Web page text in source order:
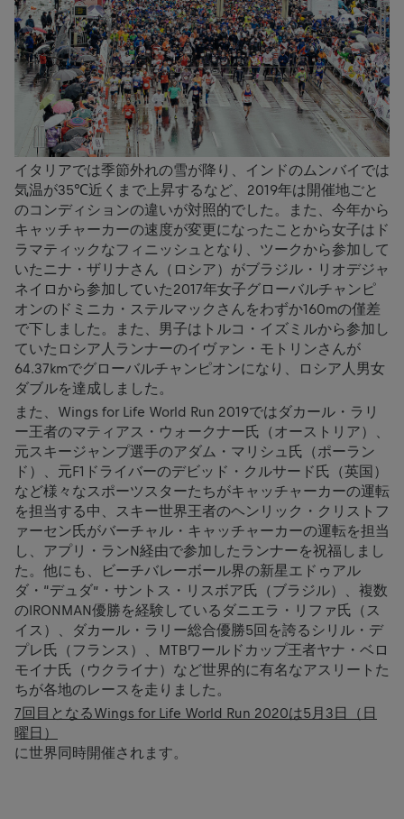
イタリアでは季節外れの雪が降り、インドのムンバイでは
気温が35℃近くまで上昇するなど、2019年は開催地ごと
のコンディションの違いが対照的でした。また、今年から
キャッチャーカーの速度が変更になったことから女子はド
ラマティックなフィニッシュとなり、ツークから参加して
いたニナ・ザリナさん（ロシア）がブラジル・リオデジャ
ネイロから参加していた2017年女子グローバルチャンピ
オンのドミニカ・ステルマックさんをわずか160mの僅差
で下しました。また、男子はトルコ・イズミルから参加し
ていたロシア人ランナーのイヴァン・モトリンさんが
64.37kmでグローバルチャンピオンになり、ロシア人男女
ダブルを達成しました。
また、Wings for Life World Run 2019ではダカール・ラリ
ー王者のマティアス・ウォークナー氏（オーストリア）、
元スキージャンプ選手のアダム・マリシュ氏（ポーラン
ド）、元F1ドライバーのデビッド・クルサード氏（英国）
など様々なスポーツスターたちがキャッチャーカーの運転
を担当する中、スキー世界王者のヘンリック・クリストフ
ァーセン氏がバーチャル・キャッチャーカーの運転を担当
し、アプリ・ランN経由で参加したランナーを祝福しまし
た。他にも、ビーチバレーボール界の新星エドゥアル
ダ・“デュダ”・サントス・リスボア氏（ブラジル）、複数
のIRONMAN優勝を経験しているダニエラ・リファ氏（ス
イス）、ダカール・ラリー総合優勝5回を誇るシリル・デ
プレ氏（フランス）、MTBワールドカップ王者ヤナ・ベロ
モイナ氏（ウクライナ）など世界的に有名なアスリートた
ちが各地のレースを走りました。
7回目となるWings for Life World Run 2020は5月3日（日
曜日）
に世界同時開催されます。